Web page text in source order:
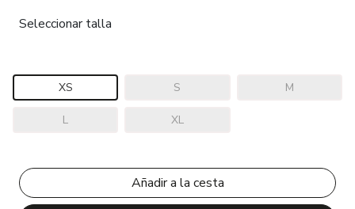
Seleccionar talla
XS S M
L XL